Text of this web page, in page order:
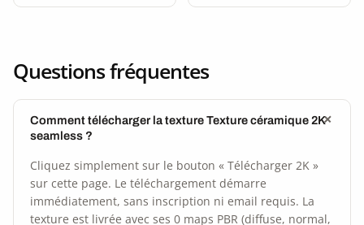
Questions fréquentes
Comment télécharger la texture Texture céramique 2K
seamless ?
Cliquez simplement sur le bouton « Télécharger 2K »
sur cette page. Le téléchargement démarre
immédiatement, sans inscription ni email requis. La
texture est livrée avec ses 0 maps PBR (diffuse, normal,